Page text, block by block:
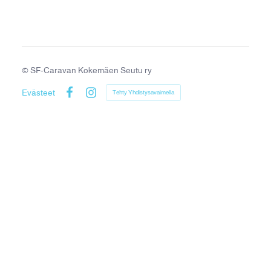
©SF-Caravan Kokemäen Seutu ry
Evästeet
Instagram
Tehty Yhdistysavaimella